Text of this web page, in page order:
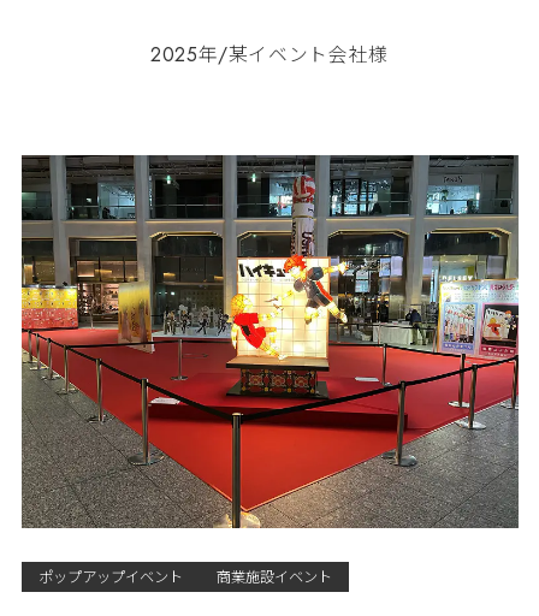
2025年/某イベント会社様
ポップアップイベント 商業施設イベント